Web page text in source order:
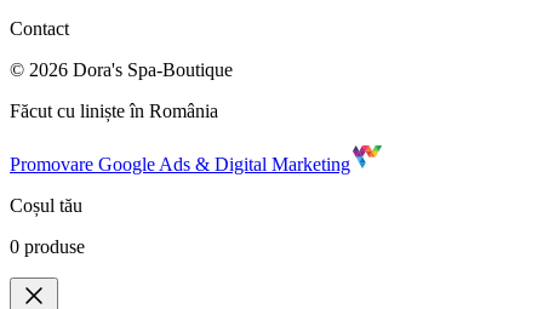
Contact
© 2026 Dora's Spa-Boutique
Făcut cu liniște în România
Promovare Google Ads & Digital Marketing
Coșul tău
0 produse